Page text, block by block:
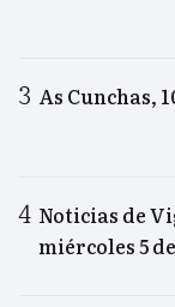
As Cunchas,
Noticias de
miércoles 5